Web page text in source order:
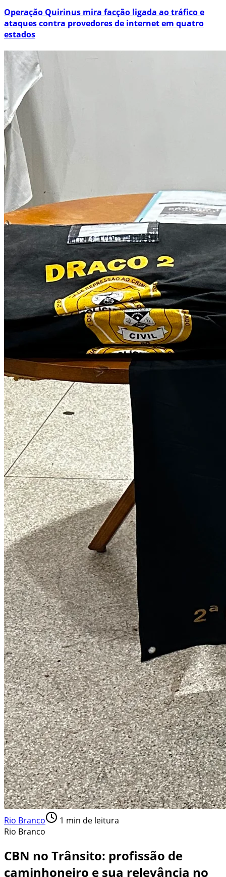
Operação Quirinus mira facção ligada ao tráfico e
ataques contra provedores de internet em quatro
estados
Rio Branco 1 min de leitura
Rio Branco
CBN no Trânsito: profissão de
caminhoneiro e sua relevância no